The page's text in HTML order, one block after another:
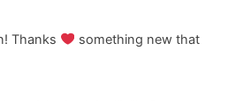
Thanks
something new that